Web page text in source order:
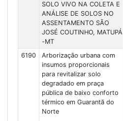
SOLO VIVO NA COLETA E
ANÁLISE DE SOLOS NO
ASSENTAMENTO SÃO
JOSÉ COUTINHO, MATUPÁ
-MT
6190
Arborização urbana com
insumos proporcionais
para revitalizar solo
degradado em praça
pública de baixo conforto
térmico em Guarantã do
Norte